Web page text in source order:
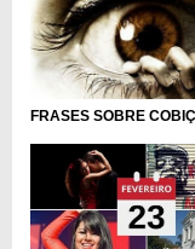
FRASES SOBRE